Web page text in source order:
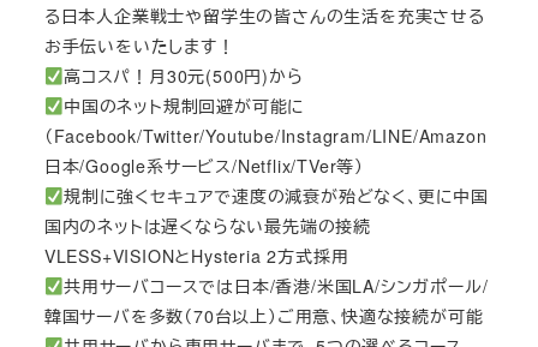
る日本人企業戦士や留学生の皆さんの生活を充実させる
お手伝いをいたします！
高コスパ！月30元(500円)から
中国のネット規制回避が可能に
（Facebook/Twitter/Youtube/Instagram/LINE/Amazon
日本/Google系サービス/Netflix/TVer等）
規制に強くセキュアで速度の減衰が殆どなく、更に中国
国内のネットは遅くならない最先端の接続
VLESS+VISIONとHysteria 2方式採用
共用サーバコースでは日本/香港/米国LA/シンガポール/
韓国サーバを多数（70台以上）ご用意、快適な接続が可能